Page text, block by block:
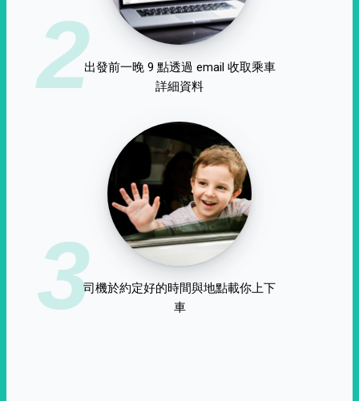
2出發前一晚 9 點透過 email 收取乘車
詳細資料
3司機於約定好的時間與地點載你上下
車